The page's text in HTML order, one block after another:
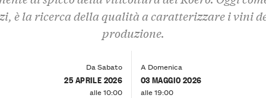
è la ricerca della qualità a caratterizzare i vini
produzione.
Da Sabato
25 APRILE 2026
alle 10:00
A Domenica
03 MAGGIO 2026
alle 19:00